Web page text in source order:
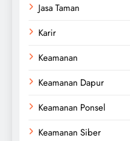
Jasa Taman
Karir
Keamanan
Keamanan Dapur
Keamanan Ponsel
Keamanan Siber